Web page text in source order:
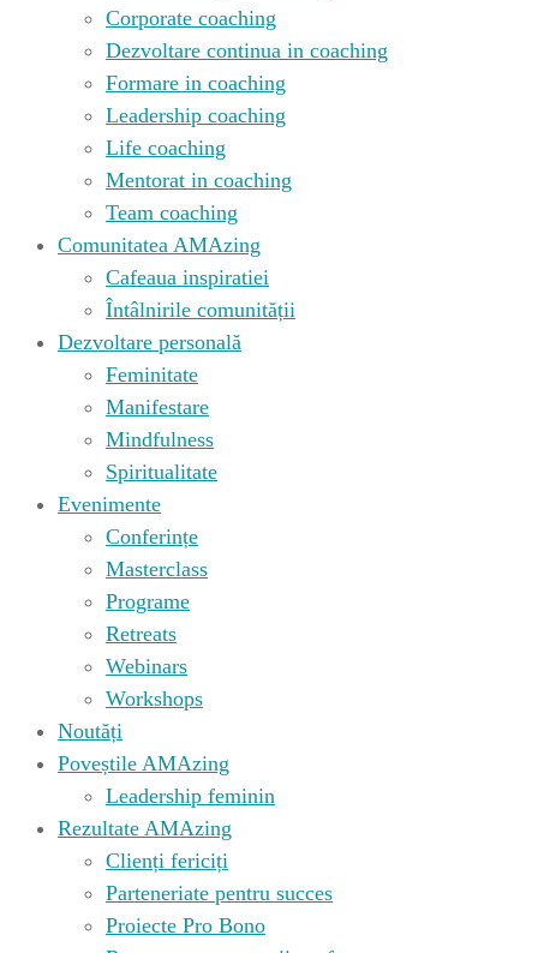
Corporate coaching
Dezvoltare continua in coaching
Formare in coaching
Leadership coaching
Life coaching
Mentorat in coaching
Team coaching
Comunitatea AMAzing
Cafeaua inspiratiei
Întâlnirile comunității
Dezvoltare personală
Feminitate
Manifestare
Mindfulness
Spiritualitate
Evenimente
Conferințe
Masterclass
Programe
Retreats
Webinars
Workshops
Noutăți
Poveștile AMAzing
Leadership feminin
Rezultate AMAzing
Clienți fericiți
Parteneriate pentru succes
Proiecte Pro Bono